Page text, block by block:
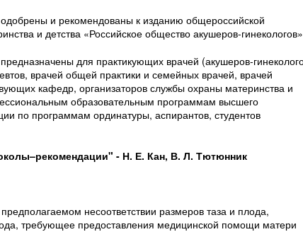
и рекомендованы к изданию общероссийской
и детства «Российское общество акушеров-
для практикующих врачей (акушеров-
врачей общей практики и семейных врачей, врачей
кафедр, организаторов службы охраны материнства и
образовательным программам высшего
по программам ординатуры, аспирантов, студентов
- Н. Е. Кан, В. Л. Тютюнник
несоответствии размеров таза и плода,
требующее предоставления медицинской помощи матери